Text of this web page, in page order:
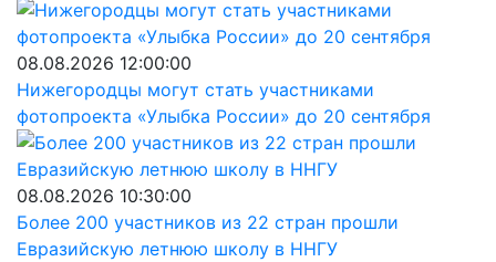
08.08.2026 12:00:00
Нижегородцы могут стать участниками
фотопроекта «Улыбка России» до 20 сентября
08.08.2026 10:30:00
Более 200 участников из 22 стран прошли
Евразийскую летнюю школу в ННГУ